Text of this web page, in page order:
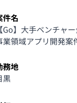
件名
【Go】大手ベンチャ
業領域アプリ開発案
務地
黒